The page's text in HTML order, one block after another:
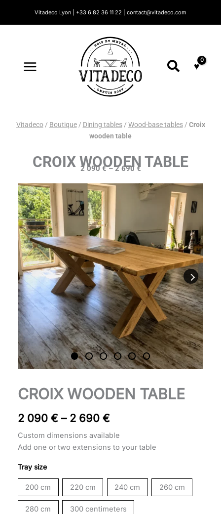
Vitadeco Lyon | +33 6 82 36 11 22 | contact@vitadeco.com
Search
Vitadeco/ Boutique/ Dining tables/ Wood-base tables/ Croix
wooden table
CROIX WOODEN TABLE
2 090€ – 2 690 €
range:
2
690 €
CROIX WOODEN TABLE
2 090 € – 2 690 €
Price
090 €
2
690 €
Custom dimensions available
Add one or two extensions to your table
Tray size
200 cm 220 cm 240 cm 260 cm
280 cm 300 centimeters
Table
Croix
quantity